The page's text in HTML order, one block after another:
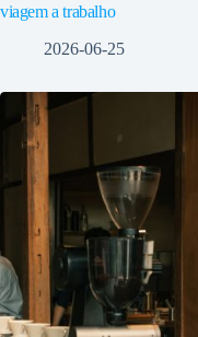
viagem a trabalho
2026-06-25